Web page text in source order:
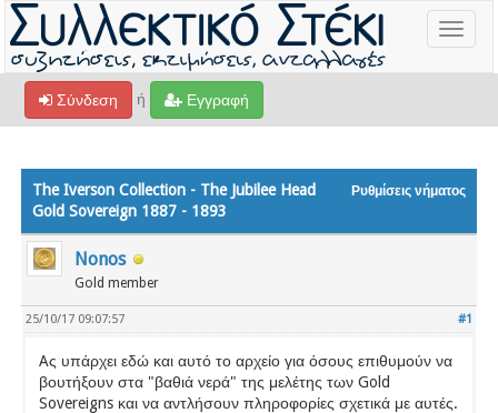
Toggle
Σύνδεση ή Εγγραφή
Ρυθμίσεις νήματος
The Iverson Collection - The Jubilee Head
Gold Sovereign 1887 - 1893
Nonos
Gold member
#1
25/10/17 09:07:57
Aς υπάρχει εδώ και αυτό το αρχείο για όσους επιθυμούν να
βουτήξουν στα "βαθιά νερά" της μελέτης των Gold
Sovereigns και να αντλήσουν πληροφορίες σχετικά με αυτές.